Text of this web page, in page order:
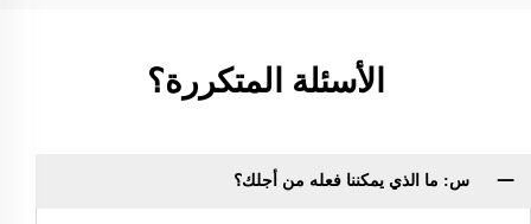
الأسئلة المتكررة؟
س: ما الذي يمكننا فعله من أجلك؟